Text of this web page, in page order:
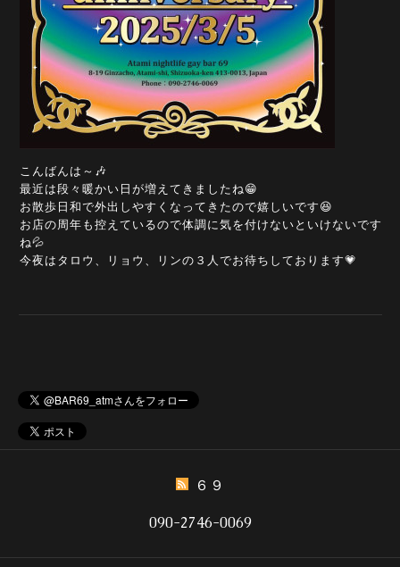
こんばんは～🎶
最近は段々暖かい日が増えてきましたね😁
お散歩日和で外出しやすくなってきたので嬉しいです😆
お店の周年も控えているので体調に気を付けないといけないです
ね💦
今夜はタロウ、リョウ、リンの３人でお待ちしております💗
６９
090-2746-0069